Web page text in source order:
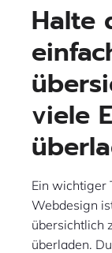
Halte
viele
Ein wichtiger
Webdesign
übersichtlich
überladen.